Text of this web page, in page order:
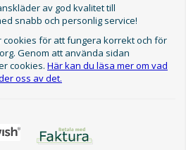
av god kvalitet till
snabb och personlig service!
för att fungera korrekt och för
Genom att använda sidan
cookies. Här kan du läsa mer om vad
oss av det.